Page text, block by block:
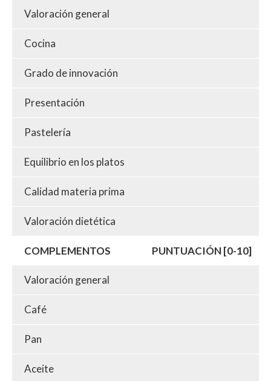
Valoración general
Cocina
Grado de innovación
Presentación
Pastelería
Equilibrio en los platos
Calidad materia prima
Valoración dietética
COMPLEMENTOS PUNTUACIÓN [0-10]
Valoración general
Café
Pan
Aceite